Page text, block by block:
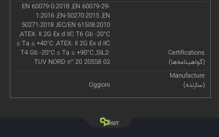
Certifications
(گواهینامه‌ها)
EN 60079-0:2018 ,EN 60079-29-
1:2016 ,EN-50270:2015 ,EN
50271:2018 ,IEC/EN 61508:2010
,ATEX: II 2G Ex d IIC T6 Gb -20°C
≤ Ta ≤ +40°C ,ATEX: II 2G Ex d IIC
T4 Gb -20°C ≤ Ta ≤ +90°C ,SIL2:
TUV NORD n° 20 20558 02
Manufacture
(سازنده)
Oggioni